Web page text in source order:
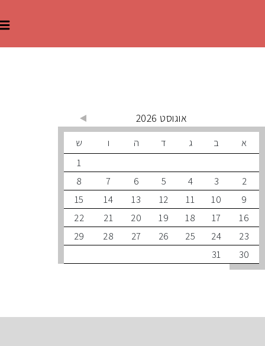
ב ד ה ו
ש
3
5
6
7
8
10
11
12
13
14
15
17
18
19
20
21
22
24
25
26
27
28
29
31